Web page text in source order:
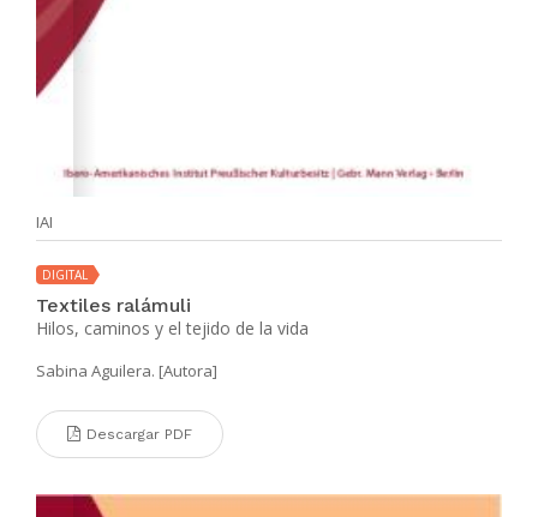
IAI
DIGITAL
Textiles ralámuli
Hilos, caminos y el tejido de la vida
Sabina Aguilera. [Autora]
Descargar PDF